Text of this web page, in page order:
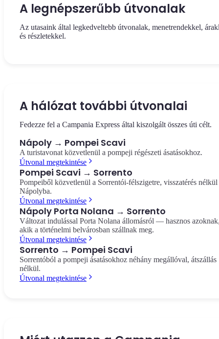
A legnépszerűbb útvonalak
Az utasaink által legkedveltebb útvonalak, menetrendekkel,
és részletekkel.
A hálózat további útvonalai
Fedezze fel a Campania Express által kiszolgált összes úti célt.
Nápoly → Pompei Scavi
A turistavonat közvetlenül a pompeji régészeti ásatásokhoz.
Útvonal megtekintése
Pompei Scavi → Sorrento
Pompeiből közvetlenül a Sorrentói-félszigetre, visszatérés nélkül
Nápolyba.
Útvonal megtekintése
Nápoly Porta Nolana → Sorrento
Változat indulással Porta Nolana állomásról — hasznos
akik a történelmi belvárosban szállnak meg.
Útvonal megtekintése
Sorrento → Pompei Scavi
Sorrentóból a pompeji ásatásokhoz néhány megállóval, átszállás
nélkül.
Útvonal megtekintése